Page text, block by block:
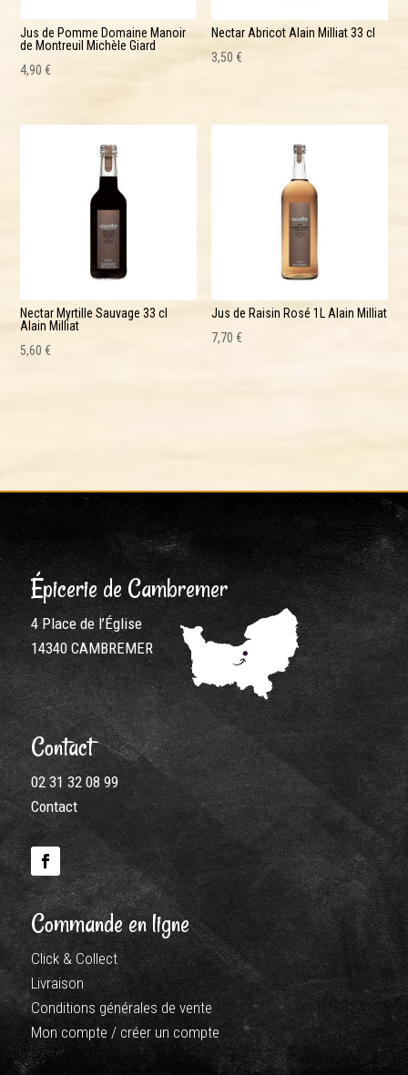
Jus de Pomme Domaine Manoir
de Montreuil Michèle Giard
4,90€
Nectar Abricot Alain Milliat 33 cl
3,50€
Nectar Myrtille Sauvage 33 cl
Alain Milliat
5,60€
Jus de Raisin Rosé 1L Alain Milliat
7,70€
Épicerie de Cambremer
4 Place de l’Église
14340 CAMBREMER
Contact
02 31 32 08 99
Contact
Commande en ligne
Click & Collect
Livraison
Conditions générales de vente
Mon compte / créer un compte